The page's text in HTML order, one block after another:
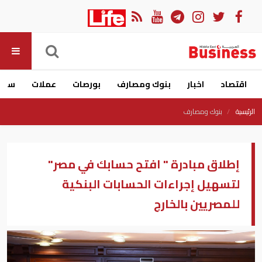
اقتصاد اخبار بنوك ومصارف بورصات عملات
الرئيسية بنوك ومصارف
إطلاق مبادرة " افتح حسابك في مصر"
لتسهيل إجراءات الحسابات البنكية
للمصريين بالخارج